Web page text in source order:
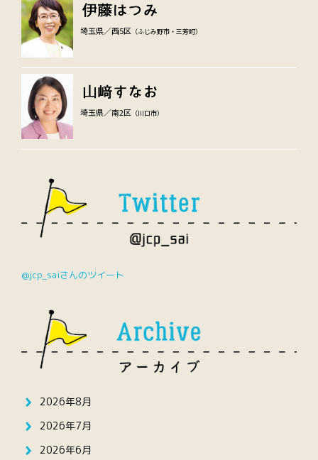
埼玉県／西5区 （ふじみ野市・三芳町）
埼玉県／南2区 （川口市）
@jcp_saiさんのツイート
2026年8月
2026年7月
2026年6月